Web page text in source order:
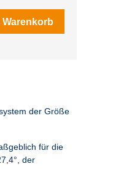
Warenkorb
der Größe
für die
der